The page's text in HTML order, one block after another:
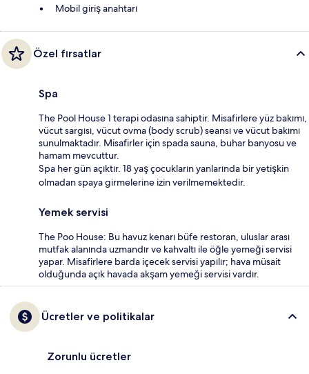
Mobil giriş anahtarı
Özel fırsatlar
Spa
The Pool House 1 terapi odasına sahiptir. Misafirlere yüz bakımı,
vücut sargısı, vücut ovma (body scrub) seansı ve vücut bakımı
sunulmaktadır. Misafirler için spada sauna, buhar banyosu ve
hamam mevcuttur.
Spa her gün açıktır. 18 yaş çocukların yanlarında bir yetişkin
olmadan spaya girmelerine izin verilmemektedir.
Yemek servisi
The Poo House: Bu havuz kenarı büfe restoran, uluslar arası
mutfak alanında uzmandır ve kahvaltı ile öğle yemeği servisi
yapar. Misafirlere barda içecek servisi yapılır; hava müsait
olduğunda açık havada akşam yemeği servisi vardır.
Ücretler ve politikalar
Zorunlu ücretler